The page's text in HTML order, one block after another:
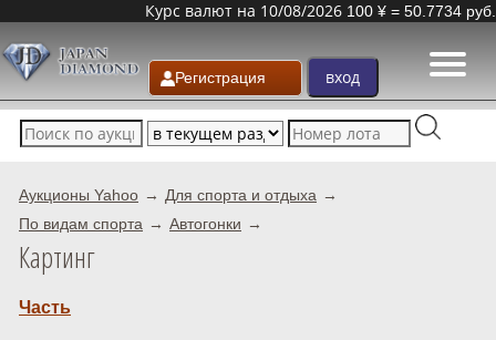
Курс валют на 10/08/2026 100 ¥ = 50.7734 руб.
Регистрация
Аукционы Yahoo
Для спорта и отдыха
По видам спорта
Автогонки
Картинг
Часть